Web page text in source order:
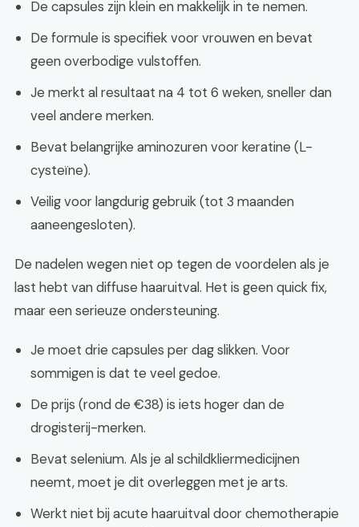
De capsules zijn klein en makkelijk in te nemen.
De formule is specifiek voor vrouwen en bevat
geen overbodige vulstoffen.
Je merkt al resultaat na 4 tot 6 weken, sneller dan
veel andere merken.
Bevat belangrijke aminozuren voor keratine (L-
cysteïne).
Veilig voor langdurig gebruik (tot 3 maanden
aaneengesloten).
De nadelen wegen niet op tegen de voordelen als je
last hebt van diffuse haaruitval. Het is geen quick fix,
maar een serieuze ondersteuning.
Je moet drie capsules per dag slikken. Voor
sommigen is dat te veel gedoe.
De prijs (rond de €38) is iets hoger dan de
drogisterij-merken.
Bevat selenium. Als je al schildkliermedicijnen
neemt, moet je dit overleggen met je arts.
Werkt niet bij acute haaruitval door chemotherapie